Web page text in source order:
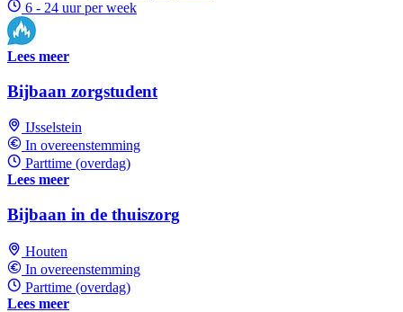
6 - 24 uur per week
Lees meer
Bijbaan zorgstudent
IJsselstein
In overeenstemming
Parttime (overdag)
Lees meer
Bijbaan in de thuiszorg
Houten
In overeenstemming
Parttime (overdag)
Lees meer